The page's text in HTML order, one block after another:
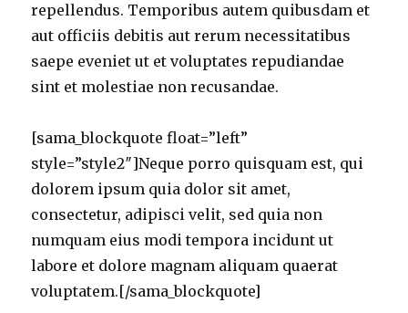
repellendus. Temporibus autem quibusdam et
aut officiis debitis aut rerum necessitatibus
saepe eveniet ut et voluptates repudiandae
sint et molestiae non recusandae.
[sama_blockquote float=”left”
style=”style2″]Neque porro quisquam est, qui
dolorem ipsum quia dolor sit amet,
consectetur, adipisci velit, sed quia non
numquam eius modi tempora incidunt ut
labore et dolore magnam aliquam quaerat
voluptatem.[/sama_blockquote]